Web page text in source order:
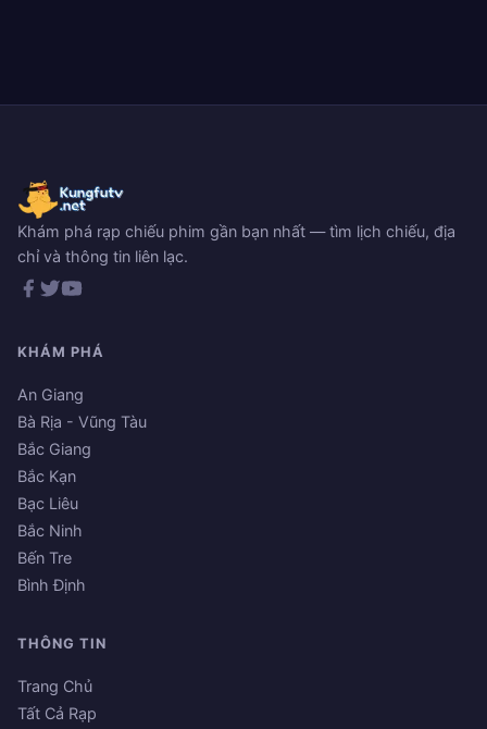
Khám phá rạp chiếu phim gần bạn nhất — tìm lịch chiếu, địa
chỉ và thông tin liên lạc.
KHÁM PHÁ
An Giang
Bà Rịa - Vũng Tàu
Bắc Giang
Bắc Kạn
Bạc Liêu
Bắc Ninh
Bến Tre
Bình Định
THÔNG TIN
Trang Chủ
Tất Cả Rạp